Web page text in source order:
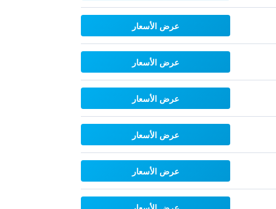
عرض الأسعار
عرض الأسعار
عرض الأسعار
عرض الأسعار
عرض الأسعار